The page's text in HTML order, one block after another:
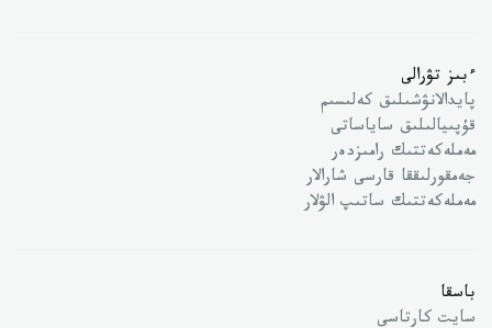
ءبىز تۋرالى
پايدالانۋشىلىق كەلىسىم
قۇپىيالىلىق ساياساتى
مەملەكەتتىك رامىزدەر
جەمقورلىققا قارسى شارالار
مەملەكەتتىك ساتىپ الۋلار
باسقا
سايت كارتاسى